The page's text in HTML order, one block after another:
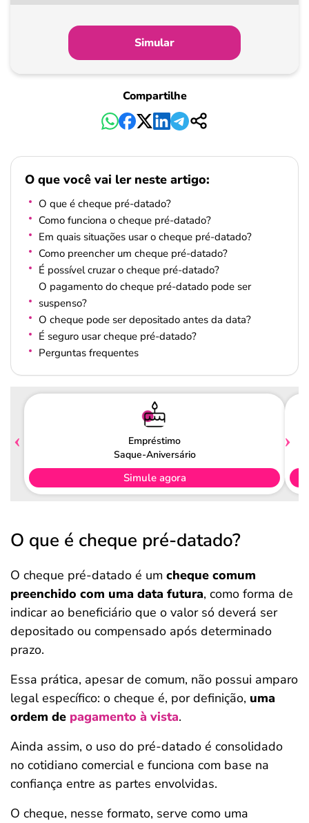
Pagamento
Simular
Compartilhe
O que você vai ler neste artigo:
O que é cheque pré-datado?
Como funciona o cheque pré-datado?
Em quais situações usar o cheque pré-datado?
Como preencher um cheque pré-datado?
É possível cruzar o cheque pré-datado?
O pagamento do cheque pré-datado pode ser
suspenso?
O cheque pode ser depositado antes da data?
É seguro usar cheque pré-datado?
Perguntas frequentes
Empréstimo
Saque-Aniversário
Simule agora
O que é cheque pré-datado?
O cheque pré-datado é um cheque comum
preenchido com uma data futura, como forma de
indicar ao beneficiário que o valor só deverá ser
depositado ou compensado após determinado
prazo.
Essa prática, apesar de comum, não possui amparo
legal específico: o cheque é, por definição, uma
ordem de pagamento à vista.
Ainda assim, o uso do pré-datado é consolidado
no cotidiano comercial e funciona com base na
confiança entre as partes envolvidas.
O cheque, nesse formato, serve como uma